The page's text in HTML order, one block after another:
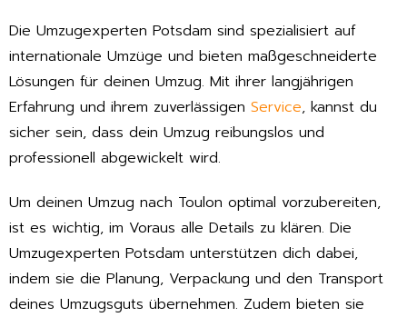
Die Umzugexperten Potsdam sind spezialisiert auf
internationale Umzüge und bieten maßgeschneiderte
Lösungen für deinen Umzug. Mit ihrer langjährigen
Erfahrung und ihrem zuverlässigen Service, kannst du
sicher sein, dass dein Umzug reibungslos und
professionell abgewickelt wird.
Um deinen Umzug nach Toulon optimal vorzubereiten,
ist es wichtig, im Voraus alle Details zu klären. Die
Umzugexperten Potsdam unterstützen dich dabei,
indem sie die Planung, Verpackung und den Transport
deines Umzugsguts übernehmen. Zudem bieten sie